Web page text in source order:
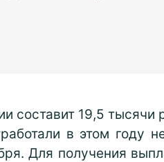
составит 19,5 тысячи
в этом году
Для получения